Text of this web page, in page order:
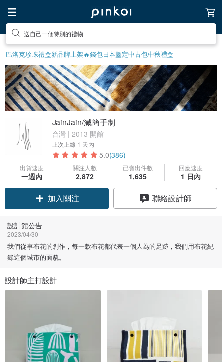
送自己一個特別的禮物
巴洛克珍珠禮盒新品牌上架🔥錢包日本鑒定中古包中秋禮盒
JainJain/減簡手制
台灣 | 2013 開館
上次上線 1 天內
5.0(386)
出貨速度
一週內
關注人數
2,872
已賣出件數
1,635
回應速度
1 日內
加入關注 聯絡設計師
設計館公告
2023/04/30
我們從事布花的創作，每一款布花都代表一個人為的足跡，我們用布花紀
錄這個城市的面貌。
設計師主打設計